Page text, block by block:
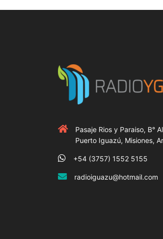
Pasaje Rios y Paraiso, B°
Puerto Iguazú, Misiones,
+54 (3757) 1552 5155
radioiguazu@hotmail.com